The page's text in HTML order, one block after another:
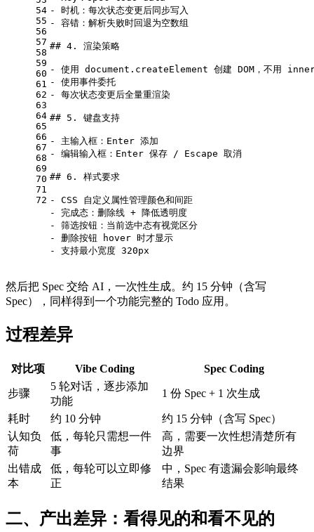
54
55
56
57
58
59
60
61
62
63
64
65
66
67
68
69
70
71
72
- 时机：每次状态变更后同步写入
- 容错：解析失败时回退为空数组
## 4. 渲染策略
- 使用 document.createElement 创建 DOM，不用
- 使用事件委托
- 每次状态变更后全量重渲染
## 5. 键盘支持
- 主输入框：Enter 添加
- 编辑输入框：Enter 保存 / Escape 取消
## 6. 样式要求
- CSS 自定义属性管理颜色和间距
- 完成态：删除线 + 降低透明度
- 筛选按钮：当前选中态有视觉区分
- 删除按钮 hover 时才显示
- 支持最小宽度 320px
然后把 Spec 交给 AI，一次性生成。约 15 分钟（含写
Spec），同样得到一个功能完整的 Todo 应用。
过程差异
对比项 Vibe Coding Spec Coding
步骤
5 轮对话，逐步添加
功能
1 份 Spec + 1 次生成
耗时 约 10 分钟
约 15 分钟（含写 Spec）
认知负
荷
低，每轮只需想一件
事
高，需要一次性想清楚所有
边界
出错成
本
低，每轮可以立即修
正
中，Spec 有遗漏会影响最终
结果
二、产出差异：看得见的和看不见的